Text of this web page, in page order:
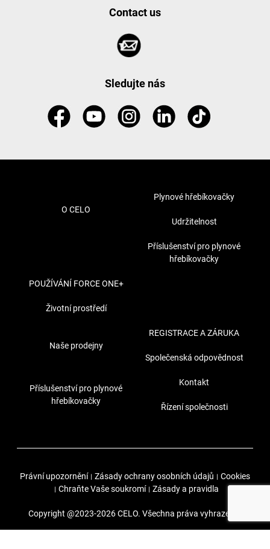
Contact us
Sledujte nás
O CELO
Plynové hřebíkovačky
Udržitelnost
Příslušenství pro plynové
hřebíkovačky
POUŽÍVÁNÍ FORCE ONE+
Životní prostředí
Naše prodejny
REGISTRACE A ZÁRUKA
Společenská odpovědnost
Příslušenství pro plynové
hřebíkovačky
Kontakt
Řízení společnosti
Právní upozornění | Zásady ochrany osobních údajů | Cookies
| Chraňte Vaše soukromí | Zásady a pravidla
Copyright @2023-2026 CELO. Všechna práva vyhrazena.